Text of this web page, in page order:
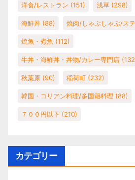
洋食/レストラン (151) 浅草 (298)
海鮮丼 (88) 焼肉/しゃぶしゃぶ/ス
焼魚・煮魚 (112)
牛丼・海鮮丼・丼物/カレー専門店
秋葉原 (90) 稲荷町 (232)
韓国・コリアン料理/多国籍料理 (88)
７００円以下 (210)
カテゴリー